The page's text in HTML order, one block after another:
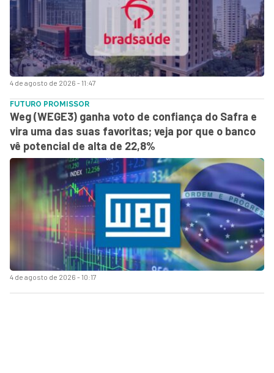
4 de agosto de 2026 - 11:47
4 de agosto de 2026 - 10:17
FUTURO PROMISSOR
Weg (WEGE3) ganha voto de confiança do Safra e
vira uma das suas favoritas; veja por que o banco
vê potencial de alta de 22,8%